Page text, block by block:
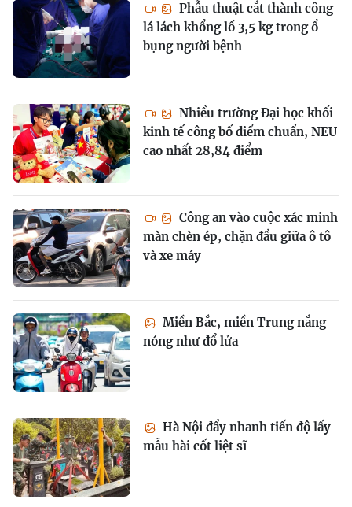
Phẫu thuật cắt thành công
lá lách khổng lồ 3,5 kg trong ổ
bụng người bệnh
Nhiều trường Đại học khối
kinh tế công bố điểm chuẩn, NEU
cao nhất 28,84 điểm
Công an vào cuộc xác minh
màn chèn ép, chặn đầu giữa ô tô
và xe máy
Miền Bắc, miền Trung nắng
nóng như đổ lửa
Hà Nội đẩy nhanh tiến độ lấy
mẫu hài cốt liệt sĩ